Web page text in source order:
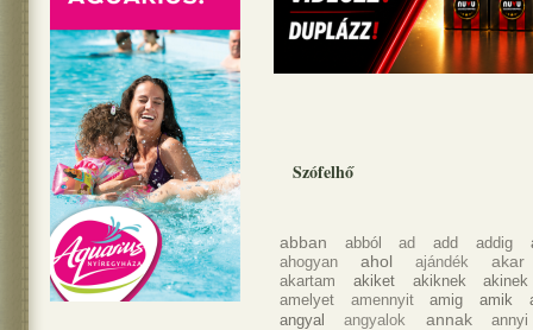
Szófelhő
abban abból ad add addig
ahogyan
ahol ajándék akar
akartam akiket akiknek
akinek
amelyet
amennyit amig amik
angyal
angyalok annak
annyi